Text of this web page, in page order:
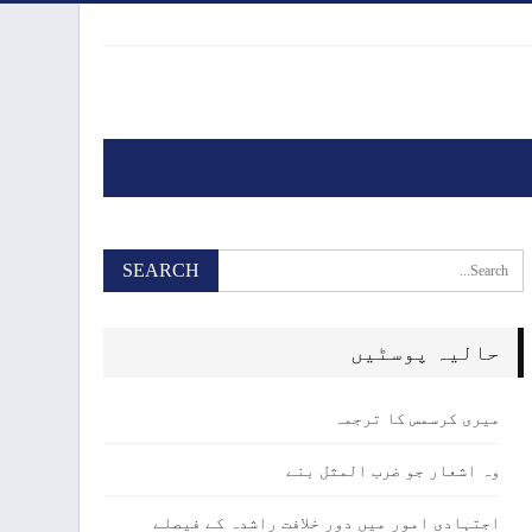
حالیہ پوسٹیں
میری کرسمس کا ترجمہ
وہ اشعار جو ضرب المثل بنے
اجتہادی امور میں دور خلافت راشدہ کے فیصلے